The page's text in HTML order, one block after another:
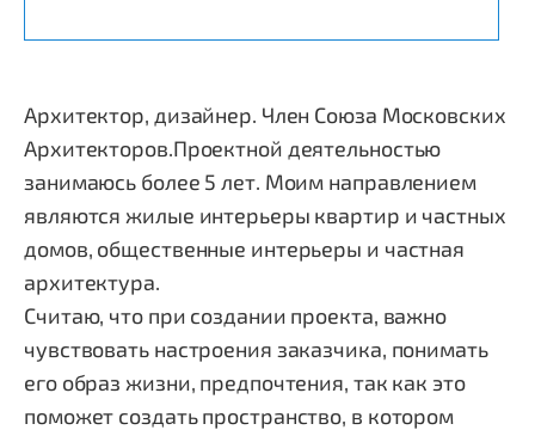
Архитектор, дизайнер. Член Союза Московских
Архитекторов.Проектной деятельностью
занимаюсь более 5 лет. Моим направлением
являются жилые интерьеры квартир и частных
домов, общественные интерьеры и частная
архитектура.
Считаю, что при создании проекта, важно
чувствовать настроения заказчика, понимать
его образ жизни, предпочтения, так как это
поможет создать пространство, в котором